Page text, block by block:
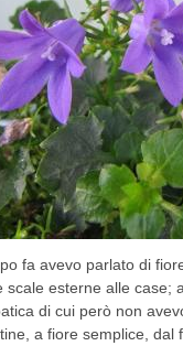
fa avevo parlato di
scale esterne alle case;
di cui però non
a fiore semplice, dal